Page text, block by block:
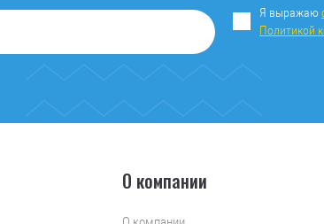
Я выражаю
Политикой
О компании